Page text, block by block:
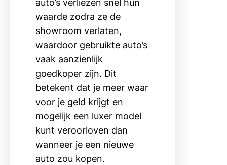
auto’s verliezen snel hun
waarde zodra ze de
showroom verlaten,
waardoor gebruikte auto’s
vaak aanzienlijk
goedkoper zijn. Dit
betekent dat je meer waar
voor je geld krijgt en
mogelijk een luxer model
kunt veroorloven dan
wanneer je een nieuwe
auto zou kopen.